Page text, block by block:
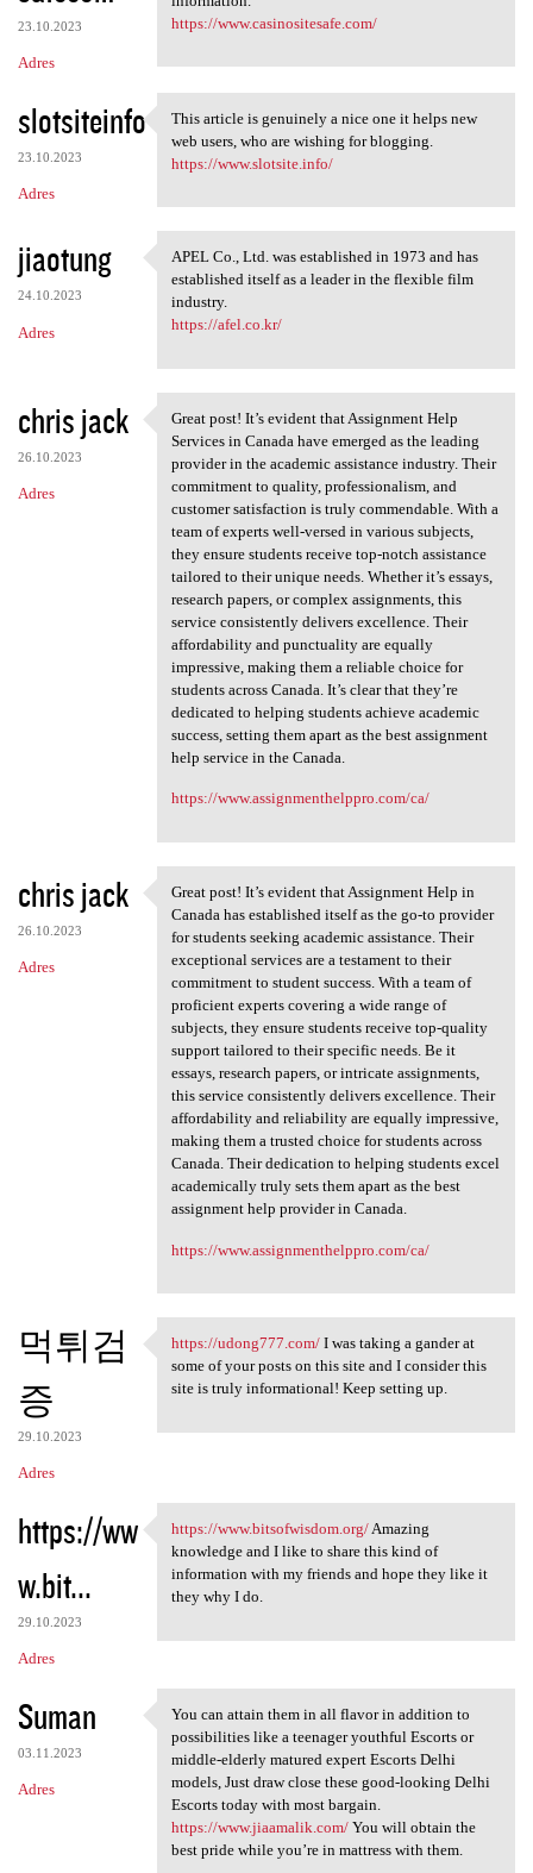
23.10.2023
Adres
https://www.casinositesafe.com/
slotsiteinfo
23.10.2023
Adres
This article is genuinely a
This article is genuinely a nice one it helps new
web users, who are wishing for blogging.
https://www.slotsite.info/
jiaotung
24.10.2023
Adres
APEL Co., Ltd. was
APEL Co., Ltd. was established in 1973 and has
established itself as a leader in the flexible film
industry.
https://afel.co.kr/
chris jack
26.10.2023
Adres
Great post! It’s evident that
Great post! It’s evident that Assignment Help
Services in Canada have emerged as the leading
provider in the academic assistance industry. Their
commitment to quality, professionalism, and
customer satisfaction is truly commendable. With a
team of experts well-versed in various subjects,
they ensure students receive top-notch assistance
tailored to their unique needs. Whether it’s essays,
research papers, or complex assignments, this
service consistently delivers excellence. Their
affordability and punctuality are equally
impressive, making them a reliable choice for
students across Canada. It’s clear that they’re
dedicated to helping students achieve academic
success, setting them apart as the best assignment
help service in the Canada.
https://www.assignmenthelppro.com/ca/
chris jack
26.10.2023
Adres
Great post! It’s evident that
Great post! It’s evident that Assignment Help in
Canada has established itself as the go-to provider
for students seeking academic assistance. Their
exceptional services are a testament to their
commitment to student success. With a team of
proficient experts covering a wide range of
subjects, they ensure students receive top-quality
support tailored to their specific needs. Be it
essays, research papers, or intricate assignments,
this service consistently delivers excellence. Their
affordability and reliability are equally impressive,
making them a trusted choice for students across
Canada. Their dedication to helping students excel
academically truly sets them apart as the best
assignment help provider in Canada.
https://www.assignmenthelppro.com/ca/
먹튀검
증
29.10.2023
Adres
https://udong777.com/ I was
https://udong777.com/I was taking a gander at
some of your posts on this site and I consider this
site is truly informational! Keep setting up.
https://ww
w.bit...
29.10.2023
Adres
https://www.bitsofwisdom.org/
https://www.bitsofwisdom.org/Amazing
knowledge and I like to share this kind of
information with my friends and hope they like it
they why I do.
Suman
03.11.2023
Adres
You can attain them in all
You can attain them in all flavor in addition to
possibilities like a teenager youthful Escorts or
middle-elderly matured expert Escorts Delhi
models, Just draw close these good-looking Delhi
Escorts today with most bargain.
https://www.jiaamalik.com/You will obtain the
best pride while you’re in mattress with them.